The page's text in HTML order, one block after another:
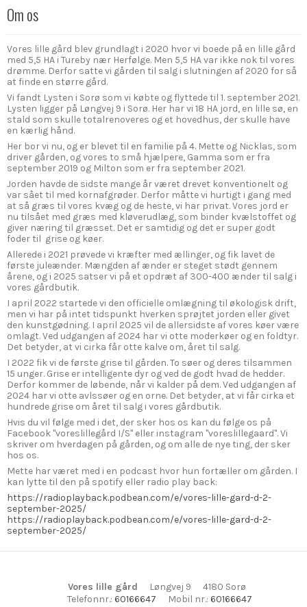
Om os
Vores lille gård blev grundlagt i 2020 hvor vi boede på en lille gård
med 5,5 HA i Tureby nær Herfølge. Men 5,5 HA var ikke nok til vores
drømme. Derfor satte vi gården til salg i slutningen af 2020 for så
at finde en større gård.
Vi fandt Lysten i Sorø som vi købte og flyttede til 1. september 2021.
Lysten ligger på Løngvej 9 i Sorø. Her har vi 18 HA jord, en lille sø, en
stald som skulle totalrenoveres og et hovedhus, der skulle have
en kærlig hånd.
Her bor vi nu, og er blevet til en familie på 4. Mette og Nicklas, som
driver gården, og vores to små hjælpere, Gamma som er fra
september 2019 og Milton som er fra september 2021.
Jorden havde de sidste mange år været drevet konventionelt og
var sået til med kornafgrøder. Derfor måtte vi hurtigt i gang med
at så græs til vores kvæg og de heste, vi har privat. Vores jord er
nu tilsået med græs med kløverudlæg, som binder kvælstoffet og
giver næring til græsset. Det er samtidig og det er super godt
foder til grise og køer.
Allerede i 2021 prøvede vi kræfter med ællinger, og fik lavet de
første juleænder. Mængden af ænder er steget stødt gennem
årene, og i 2025 satser vi på et opdræt af 300-400 ænder til salg i
vores gårdbutik.
I april 2022 startede vi den officielle omlægning til økologisk drift,
men vi har på intet tidspunkt hverken sprøjtet jorden eller givet
den kunstgødning. I april 2025 vil de allersidste af vores køer være
omlagt. Ved udgangen af 2024 har vi otte moderkøer og en foldtyr.
Det betyder, at vi cirka får otte kalve om, året til salg.
I 2022 fik vi de første grise til gården. To søer og deres tilsammen
15 unger. Grise er intelligente dyr og ved de godt hvad de hedder.
Derfor kommer de løbende, når vi kalder på dem. Ved udgangen af
2024 har vi otte avlssøer og en orne. Det betyder, at vi får cirka et
hundrede grise om året til salg i vores gårdbutik.
Hvis du vil følge med i det, der sker hos os kan du følge os på
Facebook "voreslillegård I/S" eller instagram "voreslillegaard". Vi
skriver om hverdagen på gården, og om alle de nye ting, der sker
hos os.
Mette har været med i en podcast hvor hun fortæller om gården. I
kan lytte til den på spotify eller radio play back:
https://radioplayback.podbean.com/e/vores-lille-gard-d-2-
september-2025/
https://radioplayback.podbean.com/e/vores-lille-gard-d-2-
september-2025/
Vores lille gård Løngvej 9
4180 Sorø
Telefonnr.: 60166647 Mobil nr.: 60166647